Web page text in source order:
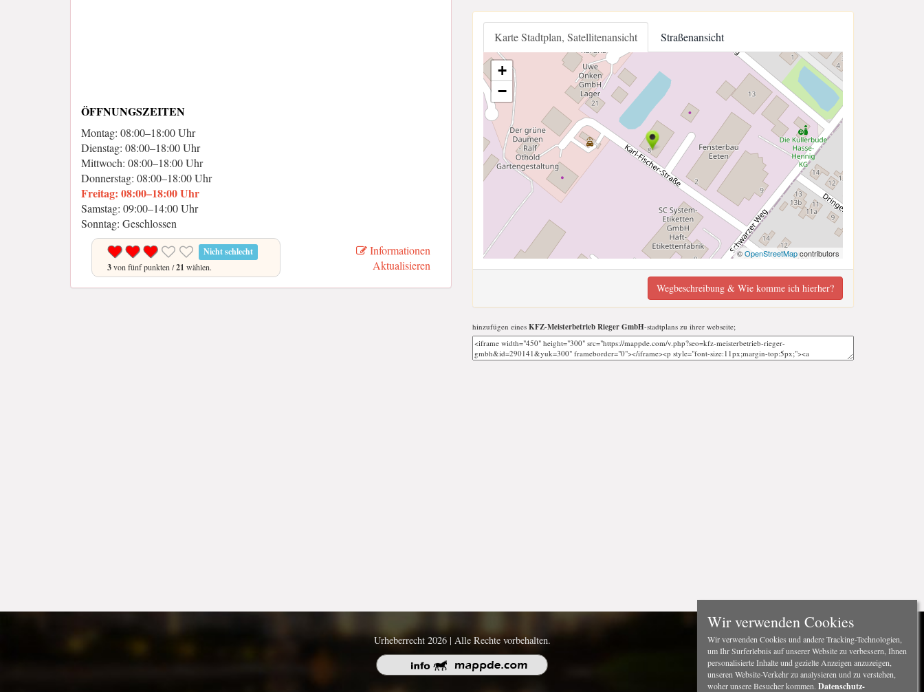
ÖFFNUNGSZEITEN
Montag: 08:00–18:00 Uhr
Dienstag: 08:00–18:00 Uhr
Mittwoch: 08:00–18:00 Uhr
Donnerstag: 08:00–18:00 Uhr
Freitag: 08:00–18:00 Uhr
Samstag: 09:00–14:00 Uhr
Sonntag: Geschlossen
Nicht schlecht
3von fünf punkten /21 wählen.
Informationen
Aktualisieren
Karte Stadtplan, Satellitenansicht Straßenansicht
+
−
©OpenStreetMapcontributors
Wegbeschreibung & Wie komme ich hierher?
hinzufügen eines KFZ-Meisterbetrieb Rieger GmbH-stadtplans zu ihrer webseite;
Urheberrecht 2026 | Alle Rechte vorbehalten.
Wir verwenden Cookies
Wir verwenden Cookies und andere Tracking-Technologien,
um Ihr Surferlebnis auf unserer Website zu verbessern, Ihnen
personalisierte Inhalte und gezielte Anzeigen anzuzeigen,
unseren Website-Verkehr zu analysieren und zu verstehen,
woher unsere Besucher kommen. Datenschutz-